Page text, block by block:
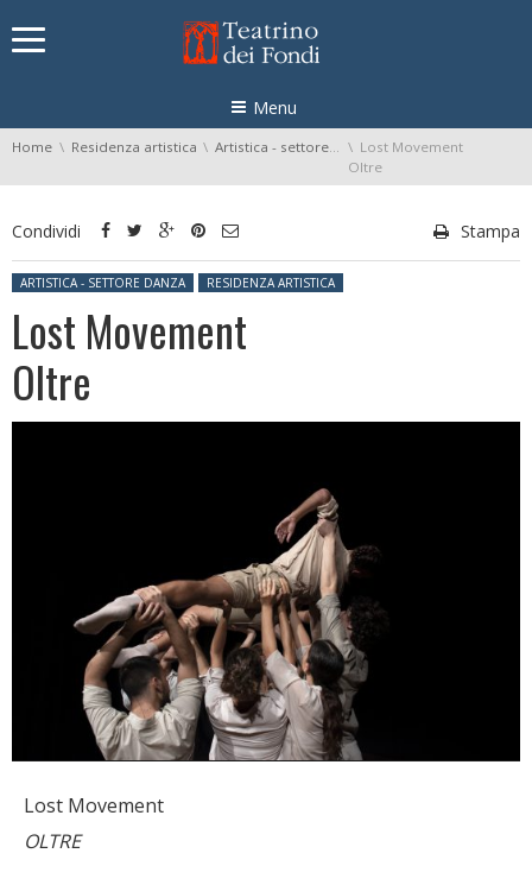
Menu
You are here:
Home Residenza artistica Artistica - settore danza
Lost Movement
Oltre
Condividi Stampa
Posted in:
ARTISTICA - SETTORE DANZA RESIDENZA ARTISTICA
Lost Movement
Oltre
Lost Movement
OLTRE